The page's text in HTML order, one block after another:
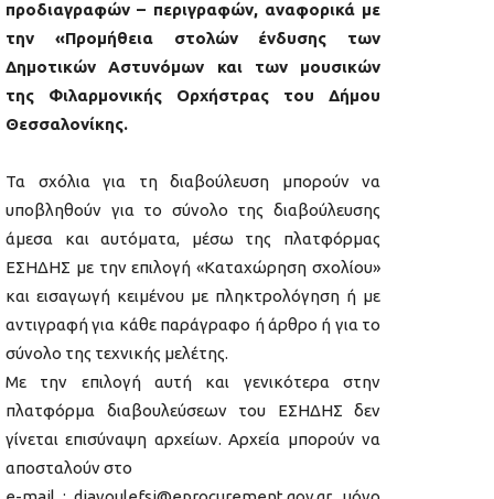
προδιαγραφών – περιγραφών, αναφορικά με
την «Προμήθεια στολών ένδυσης των
Δημοτικών Αστυνόμων και των μουσικών
της Φιλαρμονικής Ορχήστρας του Δήμου
Θεσσαλονίκης.
Τα σχόλια για τη διαβούλευση μπορούν να
υποβληθούν για το σύνολο της διαβούλευσης
άμεσα και αυτόματα, μέσω της πλατφόρμας
ΕΣΗΔΗΣ με την επιλογή «Καταχώρηση σχολίου»
και εισαγωγή κειμένου με πληκτρολόγηση ή με
αντιγραφή για κάθε παράγραφο ή άρθρο ή για το
σύνολο της τεχνικής μελέτης.
Με την επιλογή αυτή και γενικότερα στην
πλατφόρμα διαβουλεύσεων του ΕΣΗΔΗΣ δεν
γίνεται επισύναψη αρχείων. Αρχεία μπορούν να
αποσταλούν στο